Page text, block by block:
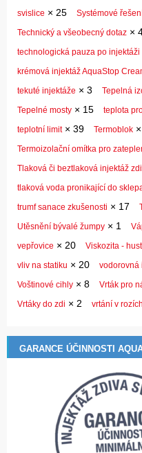
svislice × 25 Systémové
Technický a všeobecný dotaz ×
technologická pauza po injektáži
krémová injektáž AquaStop
tekuté injektáže × 3 Tepelná
Tepelné mosty × 15 teplota
teplotní limit× 39 Termoblok ×
Termoizolační omítka pro
Tlaková či beztlaková injektáž
tlaková voda pronikající do
trumf sanace zkušenosti × 17
Utěsnění bývalé žumpy × 1
vepřovice × 20 Viskozita -
vliv na statiku × 20 vodorovná
Voštinové cihly × 8 Vrták pro
Vrtáky do zdi × 2 vrtání v
GARANCE ÚČINNOSTI